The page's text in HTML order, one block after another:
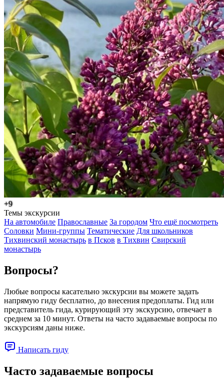
+9
Темы экскурсии
На автомобиле Православные За городом Что ещё посмотреть
Соловки Мини-группы Тематические Для школьников
Тихвинский монастырь в Псков в Тихвин Свирский
монастырь
Вопросы?
Любые вопросы касательно экскурсии вы можете задать
напрямую гиду бесплатно, до внесения предоплаты. Гид или
представитель гида, курирующий эту экскурсию, отвечает в
среднем за 10 минут. Ответы на часто задаваемые вопросы по
экскурсиям даны ниже.
Написать гиду
Часто задаваемые вопросы